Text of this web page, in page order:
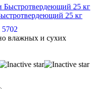
25 кг
5702
влажных и сухих